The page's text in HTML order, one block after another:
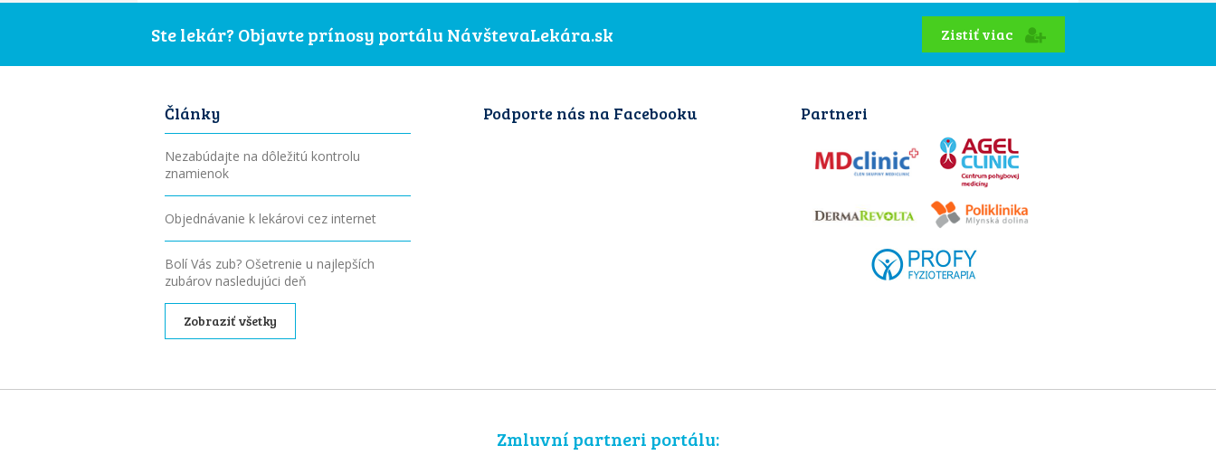
Ste lekár? Objavte prínosy portálu NávštevaLekára.sk Zistiť viac
Články
Nezabúdajte na dôležitú kontrolu
znamienok
Objednávanie k lekárovi cez internet
Bolí Vás zub? Ošetrenie u najlepších
zubárov nasledujúci deň
Zobraziť všetky
Podporte nás na Facebooku Partneri
Zmluvní partneri portálu: